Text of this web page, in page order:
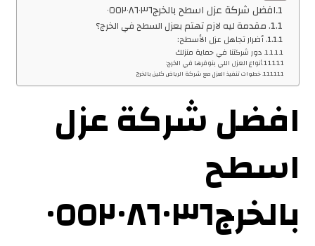
افضل شركة عزل اسطح بالخرج٠٥٥٢٠٨٦٠٣٦
مقدمة ليه لازم تهتم بعزل السطح في الخرج؟
أضرار تجاهل عزل الأسطح:
دور شركتنا في حماية منزلك
أنواع العزل اللي بنوفرها في الخرج:
خطوات تنفيذ العزل مع شركة الرياض كلين بالخرج
افضل شركة عزل
اسطح
بالخرج٠٥٥٢٠٨٦٠٣٦